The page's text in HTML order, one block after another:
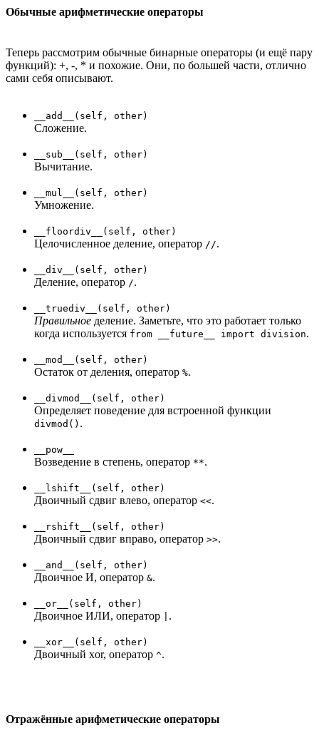
Обычные арифметические операторы
Теперь рассмотрим обычные бинарные операторы (и ещё пару
функций): +, -, * и похожие. Они, по большей части, отлично
сами себя описывают.
__add__(self, other)
Сложение.
__sub__(self, other)
Вычитание.
__mul__(self, other)
Умножение.
__floordiv__(self, other)
Целочисленное деление, оператор //.
__div__(self, other)
Деление, оператор /.
__truediv__(self, other)
Правильное деление. Заметьте, что это работает только
когда используется from __future__ import division.
__mod__(self, other)
Остаток от деления, оператор %.
__divmod__(self, other)
Определяет поведение для встроенной функции
divmod() .
__pow__
Возведение в степень, оператор **.
__lshift__(self, other)
Двоичный сдвиг влево, оператор <<.
__rshift__(self, other)
Двоичный сдвиг вправо, оператор >>.
__and__(self, other)
Двоичное И, оператор &.
__or__(self, other)
Двоичное ИЛИ, оператор .
__xor__(self, other)
Двоичный xor, оператор ^.
Отражённые арифметические операторы